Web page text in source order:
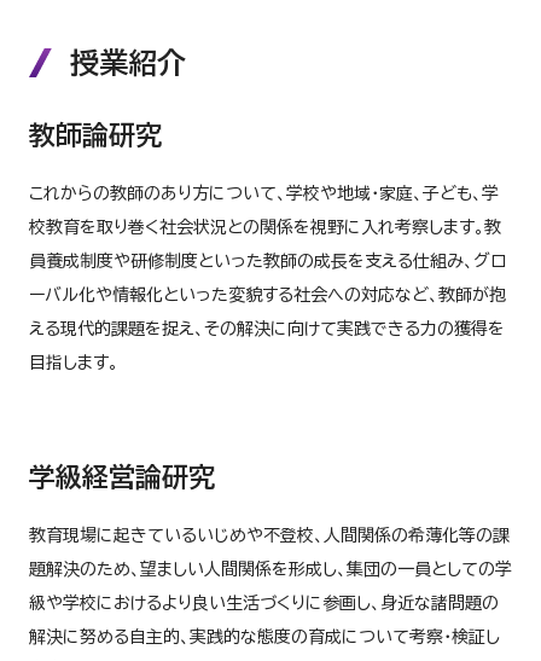
授業紹介
教師論研究
これからの教師のあり方について、学校や地域・家庭、子ども、学
校教育を取り巻く社会状況との関係を視野に入れ考察します。教
員養成制度や研修制度といった教師の成長を支える仕組み、グロ
ーバル化や情報化といった変貌する社会への対応など、教師が抱
える現代的課題を捉え、その解決に向けて実践できる力の獲得を
目指します。
学級経営論研究
教育現場に起きているいじめや不登校、人間関係の希薄化等の課
題解決のため、望ましい人間関係を形成し、集団の一員としての学
級や学校におけるより良い生活づくりに参画し、身近な諸問題の
解決に努める自主的、実践的な態度の育成について考察・検証し